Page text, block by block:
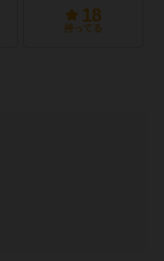
18
持ってる